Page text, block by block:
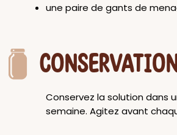
une paire de gants de
CONSERVATION
Conservez la solution dans
semaine. Agitez avant